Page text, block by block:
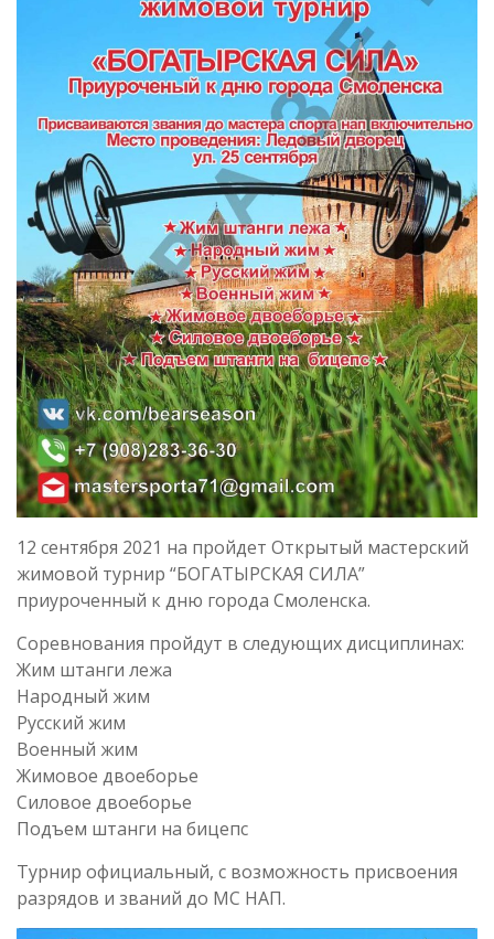
12 сентября 2021 на пройдет Открытый мастерский
жимовой турнир “БОГАТЫРСКАЯ СИЛА”
приуроченный к дню города Смоленска.
Соревнования пройдут в следующих дисциплинах:
Жим штанги лежа
Народный жим
Русский жим
Военный жим
Жимовое двоеборье
Силовое двоеборье
Подъем штанги на бицепс
Турнир официальный, с возможность присвоения
разрядов и званий до МС НАП.